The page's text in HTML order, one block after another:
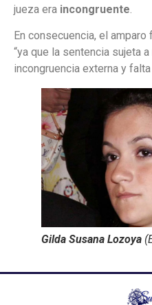
jueza era incongruente.
En consecuencia, el
“ya que la sentencia sujeta
incongruencia externa y
Gilda Susana Lozoya